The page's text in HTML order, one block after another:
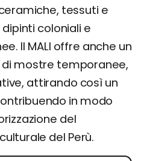
tessuti e
coloniali e
Il MALI offre anche un
mostre temporanee,
attirando così un
in modo
del
del Perù.